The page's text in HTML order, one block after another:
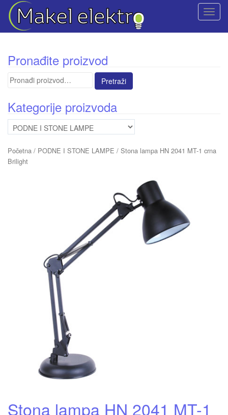
T
t
Pronađite proizvod
Pretraga
Kategorije proizvoda
Početna / PODNE I STONE LAMPE / Stona lampa HN 2041 MT-1 crna
Brilight
Stona lampa HN 2041 MT-1